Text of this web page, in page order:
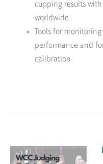
cupping results
worldwide
Tools for monitoring
performance and
calibration